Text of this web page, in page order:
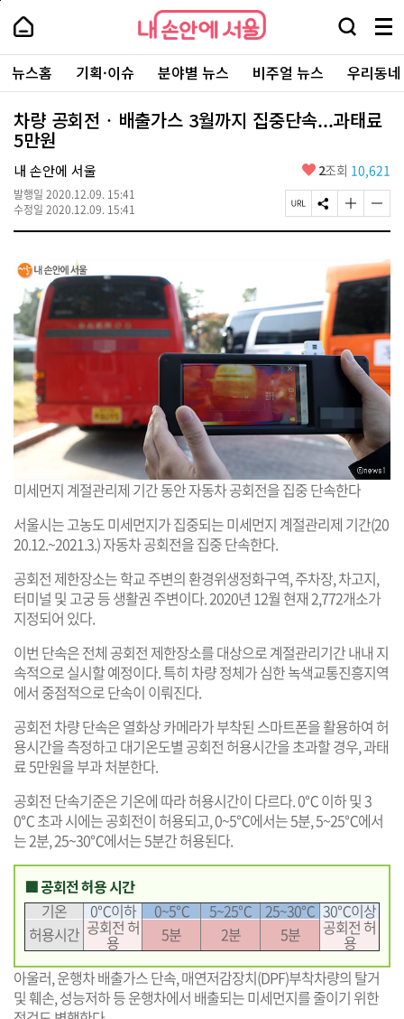
본
로
가
내
손
안
에
서
울
-
서
울
시
대
표
소
통
포
내
손
에
울
검
창
열
기
메
뉴
전
체
보
주
요
서
뉴스홈 기획·이슈 분야별 뉴스 비주얼 뉴스 우리동
차량 공회전‧배출가스 3월까지 집중단속...과태료
5만원
내 손안에 서울
발행일 2020.12.09. 15:41
수정일 2020.12.09. 15:41
좋
요
2조회 10,621
페
이
복
사
S
N
유
하
기
글
자
크
게
변
하
기
글
자
기
작
게
하
기
미세먼지 계절관리제 기간 동안 자동차 공회전을 집중 단속한다
서울시는 고농도 미세먼지가 집중되는 미세먼지 계절관리제 기간(20
20.12.~2021.3.) 자동차 공회전을 집중 단속한다.
공회전 제한장소는 학교 주변의 환경위생정화구역, 주차장, 차고지,
터미널 및 고궁 등 생활권 주변이다. 2020년 12월 현재 2,772개소가
지정되어 있다.
이번 단속은 전체 공회전 제한장소를 대상으로 계절관리기간 내내 지
속적으로 실시할 예정이다. 특히 차량 정체가 심한 녹색교통진흥지역
에서 중점적으로 단속이 이뤄진다.
공회전 차량 단속은 열화상 카메라가 부착된 스마트폰을 활용하여 허
용시간을 측정하고 대기온도별 공회전 허용시간을 초과할 경우, 과태
료 5만원을 부과 처분한다.
공회전 단속기준은 기온에 따라 허용시간이 다르다. 0℃ 이하 및 3
0℃ 초과 시에는 공회전이 허용되고, 0~5℃에서는 5분, 5~25℃에서
는 2분, 25~30℃에서는 5분간 허용된다.
■ 공회전 허용 시간
기온
0℃이하 0~5℃ 5~25℃ 25~30℃ 30℃이상
허용시간 공회전 허
용 5분 2분 5분 공회전 허
용
아울러, 운행차 배출가스 단속, 매연저감장치(DPF)부착차량의 탈거
및 훼손, 성능저하 등 운행차에서 배출되는 미세먼지를 줄이기 위한
페
상
단
로